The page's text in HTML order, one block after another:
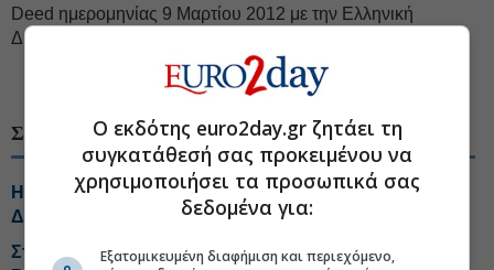
Deed ημερομηνίας 9 Μαρτίου 2012 με την Ελληνική
Δημοκρατία) [2026] EWHC 1049 (Comm).
#Ελληνικά ομόλογα
ΣΧΕΤΙΚΑ ΘΕΜΑΤΑ
ΗΠΑ: Το Νέο Μεξικό προσέφυγε κατά του υπουργείου
Δικαιοσύνης ζητώντας πρόσβαση στα αρχεία Έπστιν
Στον ανακριτή οι δύο συλληφθέντες για τη φωτιά σε
Ο εκδότης euro2day.gr ζητάει τη
συγκατάθεσή σας προκειμένου να
χρησιμοποιήσει τα προσωπικά σας
δεδομένα για:
Εξατομικευμένη διαφήμιση και περιεχόμενο,